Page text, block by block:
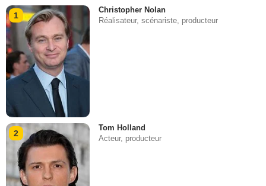
1
Christopher Nolan
Réalisateur, scénariste, producteur
2
Tom Holland
Acteur, producteur